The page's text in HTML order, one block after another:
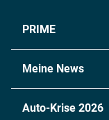
PRIME
Meine News
Auto-Krise 2026